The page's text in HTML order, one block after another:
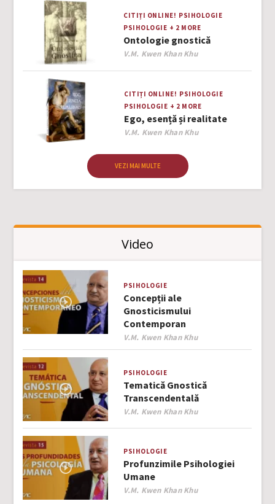
CITIȚI ONLINE! PSIHOLOGIE
PSIHOLOGIE + 2 MORE
Ontologie gnostică
Author
V.M. Kwen Khan Khu
CITIȚI ONLINE! PSIHOLOGIE
PSIHOLOGIE + 2 MORE
Ego, esență și realitate
Author
V.M. Kwen Khan Khu
VEZI MAI MULTE
Video
PSIHOLOGIE
Concepții ale
Gnosticismului
Contemporan
Author
V.M. Kwen Khan Khu
PSIHOLOGIE
Tematică Gnostică
Transcendentală
Author
V.M. Kwen Khan Khu
PSIHOLOGIE
Profunzimile Psihologiei
Umane
Author
V.M. Kwen Khan Khu